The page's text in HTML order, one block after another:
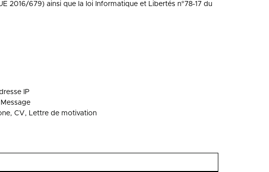
2016/679) ainsi que la loi Informatique et Libertés n°78-17 du
IP
CV, Lettre de motivation